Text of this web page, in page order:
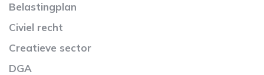
Belastingplan
Civiel recht
Creatieve sector
DGA